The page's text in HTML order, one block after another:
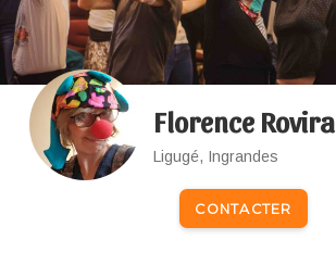
Florence Rovira
Ligugé, Ingrandes
CONTACTER